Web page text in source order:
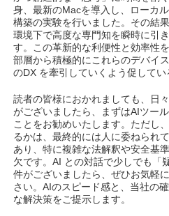
身、最新のMacを導入し、ローカ
構築の実験を行いました。その結
環境下で高度な専門知を瞬時に引
す。この革新的な利便性と効率性
部層から積極的にこれらのデバイ
のDX を牽引していくよう促してい
読者の皆様におかれましても、日
がございましたら、まずはAIツー
ことをお勧めいたします。ただし
るかは、最終的には人に委ねられ
あり、特に複雑な法解釈や安全基
欠です。AI との対話で少しでも「
件がございましたら、ぜひお気軽
さい。AIのスピード感と、当社の
な解決策をご提示します。